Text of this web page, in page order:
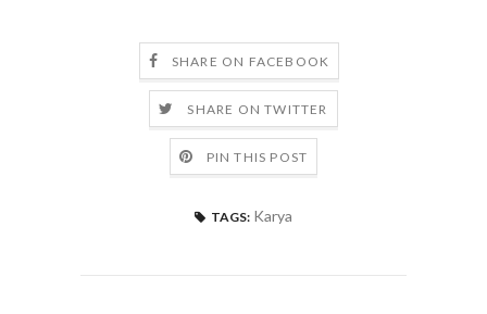
SHARE ON FACEBOOK
SHARE ON TWITTER
PIN THIS POST
TAGS: Karya